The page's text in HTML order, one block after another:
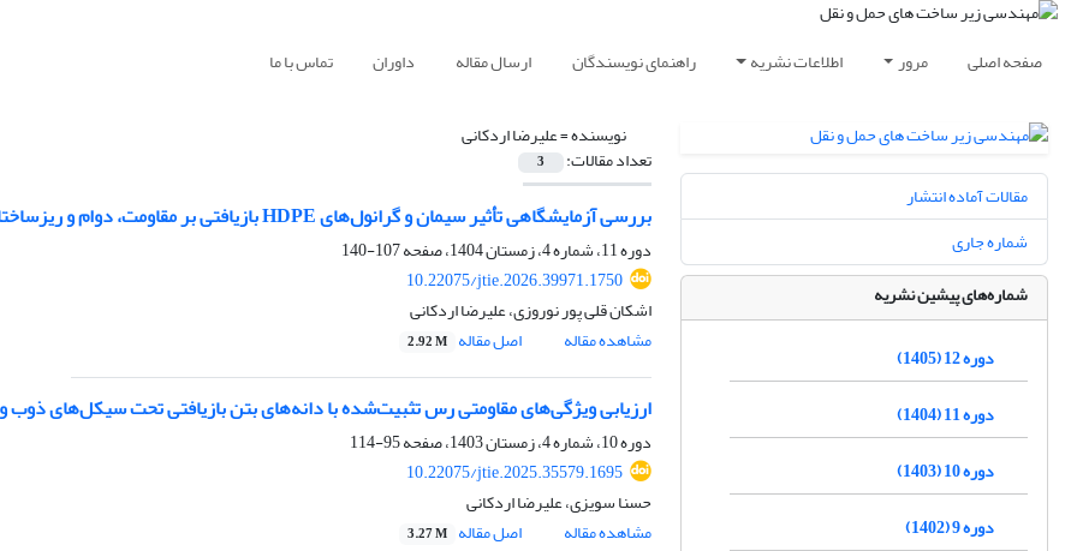
صفحه اصلی مرور اطلاعات نشریه راهنمای نویسندگان ارسال مقاله داوران تماس با ما
نویسنده =علیرضا اردکانی
تعداد مقالات: 3
بررسی آزمایشگاهی تأثیر سیمان و گرانول‌های HDPE بازیافتی بر مقاومت، دوام و ریزساختار خاک ماسه‌ای
دوره 11، شماره 4، زمستان 1404، صفحه
107-140
10.22075/jtie.2026.39971.1750
اشکان قلی پور نوروزی، علیرضا اردکانی
مشاهده مقاله
اصل مقاله 2.92 M
ارزیابی ویژگی‌های مقاومتی رس تثبیت‌شده با دانه‌های بتن بازیافتی تحت سیکل‌های ذوب
دوره 10، شماره 4، زمستان 1403، صفحه
95-114
10.22075/jtie.2025.35579.1695
حسنا سویزی، علیرضا اردکانی
مشاهده مقاله
اصل مقاله 3.27 M
مقالات آماده انتشار
شماره جاری
شماره‌های پیشین نشریه
دوره 12 (1405)
دوره 11 (1404)
دوره 10 (1403)
دوره 9 (1402)